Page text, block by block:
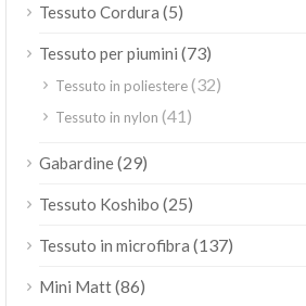
Tessuto Cordura (5)
Tessuto per piumini (73)
Tessuto in poliestere(32)
Tessuto in nylon (41)
Gabardine(29)
Tessuto Koshibo (25)
Tessuto in microfibra (137)
Mini Matt(86)